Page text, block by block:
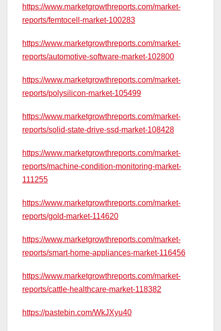
https://www.marketgrowthreports.com/market-
reports/femtocell-market-100283
https://www.marketgrowthreports.com/market-
reports/automotive-software-market-102800
https://www.marketgrowthreports.com/market-
reports/polysilicon-market-105499
https://www.marketgrowthreports.com/market-
reports/solid-state-drive-ssd-market-108428
https://www.marketgrowthreports.com/market-
reports/machine-condition-monitoring-market-
111255
https://www.marketgrowthreports.com/market-
reports/gold-market-114620
https://www.marketgrowthreports.com/market-
reports/smart-home-appliances-market-116456
https://www.marketgrowthreports.com/market-
reports/cattle-healthcare-market-118382
https://pastebin.com/WkJXyu40